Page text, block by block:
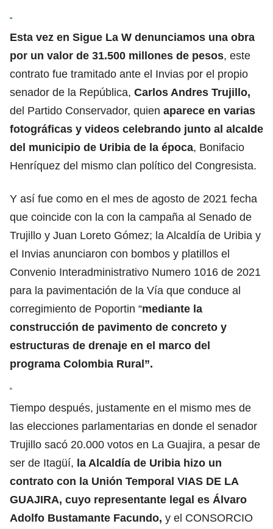
Esta vez en Sigue La W denunciamos una obra
por un valor de 31.500 millones de pesos, este
contrato fue tramitado ante el Invias por el propio
senador de la República, Carlos Andres Trujillo,
del Partido Conservador, quien aparece en varias
fotográficas y videos celebrando junto al alcalde
del municipio de Uribia de la época, Bonifacio
Henríquez del mismo clan político del Congresista.
Y así fue como en el mes de agosto de 2021 fecha
que coincide con la con la campaña al Senado de
Trujillo y Juan Loreto Gómez; la Alcaldía de Uribia y
el Invias anunciaron con bombos y platillos el
Convenio Interadministrativo Numero 1016 de 2021
para la pavimentación de la Vía que conduce al
corregimiento de Poportin “mediante la
construcción de pavimento de concreto y
estructuras de drenaje en el marco del
programa Colombia Rural”.
Tiempo después, justamente en el mismo mes de
las elecciones parlamentarias en donde el senador
Trujillo sacó 20.000 votos en La Guajira, a pesar de
ser de Itagüí, la Alcaldía de Uribia hizo un
contrato con la Unión Temporal VIAS DE LA
GUAJIRA, cuyo representante legal es Álvaro
Adolfo Bustamante Facundo, y el CONSORCIO